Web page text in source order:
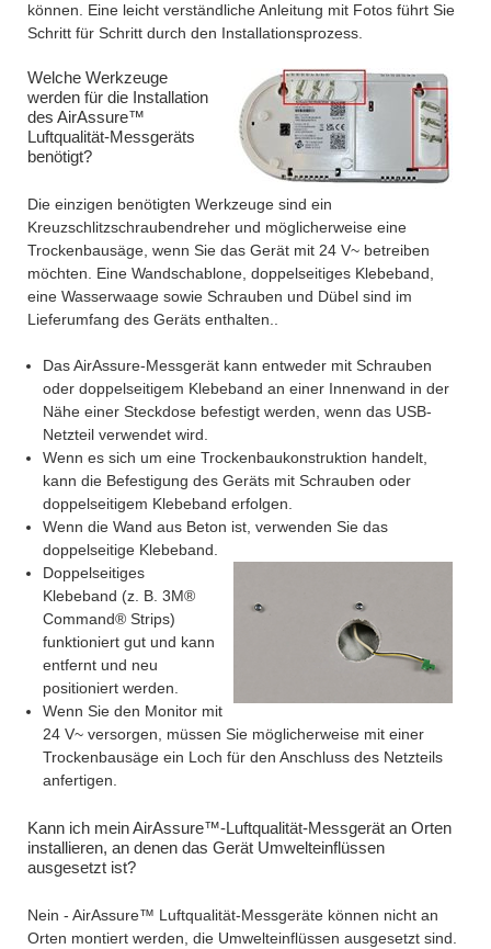
können. Eine leicht verständliche Anleitung mit Fotos führt Sie
Schritt für Schritt durch den Installationsprozess.
Welche Werkzeuge
werden für die Installation
des AirAssure™
Luftqualität-Messgeräts
benötigt?
Die einzigen benötigten Werkzeuge sind ein
Kreuzschlitzschraubendreher und möglicherweise eine
Trockenbausäge, wenn Sie das Gerät mit 24 V~ betreiben
möchten. Eine Wandschablone, doppelseitiges Klebeband,
eine Wasserwaage sowie Schrauben und Dübel sind im
Lieferumfang des Geräts enthalten..
Das AirAssure-Messgerät kann entweder mit Schrauben
oder doppelseitigem Klebeband an einer Innenwand in der
Nähe einer Steckdose befestigt werden, wenn das USB-
Netzteil verwendet wird.
Wenn es sich um eine Trockenbaukonstruktion handelt,
kann die Befestigung des Geräts mit Schrauben oder
doppelseitigem Klebeband erfolgen.
Wenn die Wand aus Beton ist, verwenden Sie das
doppelseitige Klebeband.
Doppelseitiges
Klebeband (z. B. 3M®
Command® Strips)
funktioniert gut und kann
entfernt und neu
positioniert werden.
Wenn Sie den Monitor mit
24 V~ versorgen, müssen Sie möglicherweise mit einer
Trockenbausäge ein Loch für den Anschluss des Netzteils
anfertigen.
Kann ich mein AirAssure™-Luftqualität-Messgerät an Orten
installieren, an denen das Gerät Umwelteinflüssen
ausgesetzt ist?
Nein - AirAssure™ Luftqualität-Messgeräte können nicht an
Orten montiert werden, die Umwelteinflüssen ausgesetzt sind.